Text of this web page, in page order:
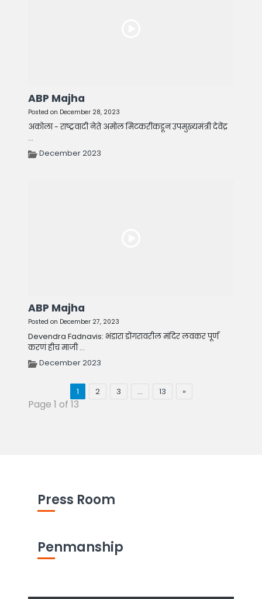
Press Room
Penmanship
ABP Majha
Posted on December 28, 2023
अकोला - राष्ट्रवादी नेते अमोल मिटकरींकडून उपमुख्यमंत्री देवेंद्र
...
December 2023
ABP Majha
Posted on December 27, 2023
Devendra Fadnavis: भंडारा डोंगरावरील मंदिर लवकर पूर्ण
करणं हीच माजी ...
December 2023
1 2 3 … 13 »
Page 1 of 13